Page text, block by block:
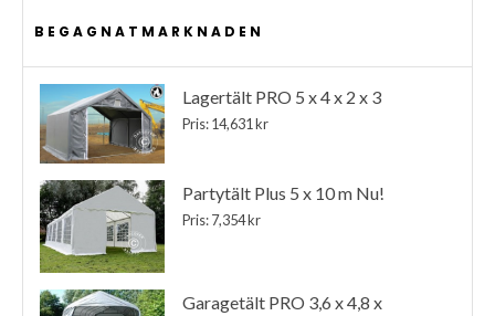
BEGAGNATMARKNADEN
Lagertält PRO 5 x 4 x 2 x 3
Pris: 14,631 kr
Partytält Plus 5 x 10 m Nu!
Pris: 7,354 kr
Garagetält PRO 3,6 x 4,8 x